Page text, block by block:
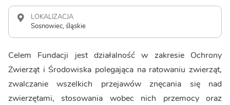
LOKALIZACJA
Sosnowiec, śląskie
Celem Fundacji jest działalność w zakresie Ochrony
Zwierząt i Środowiska polegająca na ratowaniu zwierząt,
zwalczanie wszelkich przejawów znęcania się nad
zwierzętami, stosowania wobec nich przemocy oraz